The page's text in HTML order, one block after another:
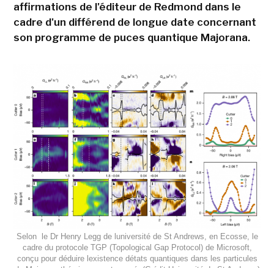
affirmations de l'éditeur de Redmond dans le
cadre d'un différend de longue date concernant
son programme de puces quantique Majorana.
Selon le Dr Henry Legg de luniversité de St Andrews, en Ecosse, le
cadre du protocole TGP (Topological Gap Protocol) de Microsoft,
conçu pour déduire lexistence détats quantiques dans les particules